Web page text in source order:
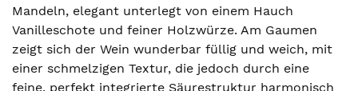
Mandeln, elegant unterlegt von einem Hauch
Vanilleschote und feiner Holzwürze. Am Gaumen
zeigt sich der Wein wunderbar füllig und weich, mit
einer schmelzigen Textur, die jedoch durch eine
feine, perfekt integrierte Säurestruktur harmonisch